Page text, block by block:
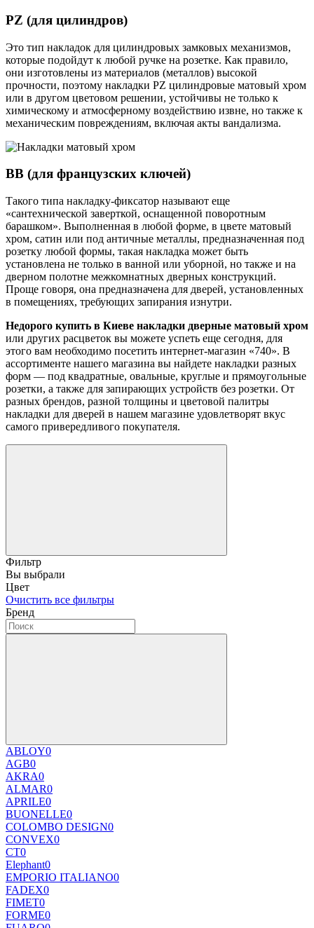
PZ (для цилиндров)
Это тип накладок для цилиндровых замковых механизмов,
которые подойдут к любой ручке на розетке. Как правило,
они изготовлены из материалов (металлов) высокой
прочности, поэтому накладки PZ цилиндровые матовый хром
или в другом цветовом решении, устойчивы не только к
химическому и атмосферному воздействию извне, но также к
механическим повреждениям, включая акты вандализма.
BB (для французских ключей)
Такого типа накладку-фиксатор называют еще
«сантехнической заверткой, оснащенной поворотным
барашком». Выполненная в любой форме, в цвете матовый
хром, сатин или под античные металлы, предназначенная под
розетку любой формы, такая накладка может быть
установлена не только в ванной или уборной, но также и на
дверном полотне межкомнатных дверных конструкций.
Проще говоря, она предназначена для дверей, установленных
в помещениях, требующих запирания изнутри.
Недорого купить в Киеве накладки дверные матовый хром
или других расцветок вы можете успеть еще сегодня, для
этого вам необходимо посетить интернет-магазин «740». В
ассортименте нашего магазина вы найдете накладки разных
форм — под квадратные, овальные, круглые и прямоугольные
розетки, а также для запирающих устройств без розетки. От
разных брендов, разной толщины и цветовой палитры
накладки для дверей в нашем магазине удовлетворят вкус
самого привередливого покупателя.
Фильтр
Вы выбрали
Цвет
Очистить все фильтры
Бренд
ABLOY0
AGB0
AKRA0
ALMAR0
APRILE0
BUONELLE0
COLOMBO DESIGN0
CONVEX0
CT0
Elephant0
EMPORIO ITALIANO0
FADEX0
FIMET0
FORME0